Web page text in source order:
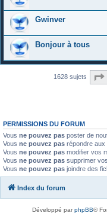
Gwinver
Bonjour à tous
1628 sujets
PERMISSIONS DU FORUM
Vous ne pouvez pas poster de
Vous ne pouvez pas répondre aux
Vous ne pouvez pas modifier vos
Vous ne pouvez pas supprimer
Vous ne pouvez pas joindre des
Index du forum
Développé parphpBB®